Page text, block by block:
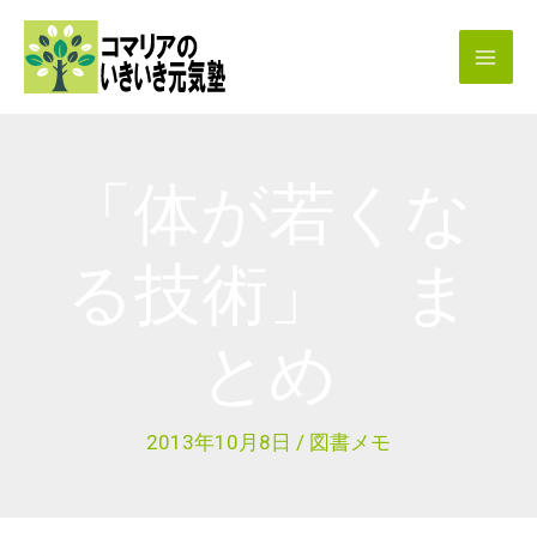
2013年10月8日 / 図書メモ